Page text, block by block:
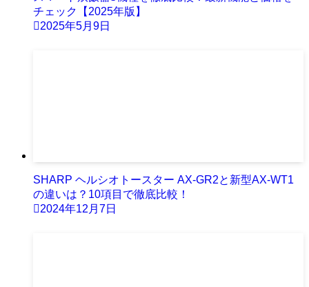
チェック【2025年版】
2025年5月9日
SHARP ヘルシオトースター AX-GR2と新型AX-WT1
の違いは？10項目で徹底比較！
2024年12月7日